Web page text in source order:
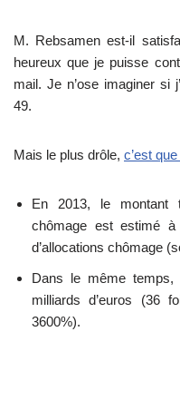
M. Rebsamen est-il
heureux que je puisse
mail. Je n’ose imaginer si
49.
Mais le plus drôle, c’est
En 2013, le montant
chômage est estimé
d’allocations chômage
Dans le même
milliards d’euros (36
3600%).